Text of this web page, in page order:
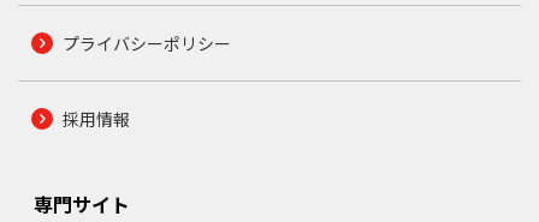
プライバシーポリシー
採用情報
専門サイト